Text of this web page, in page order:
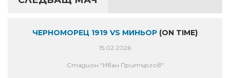
ЧЕРНОМОРЕЦ 1919 VS МИНЬОР (ON TIME)
15.02.2026
Стадион "Иван Притъргов"